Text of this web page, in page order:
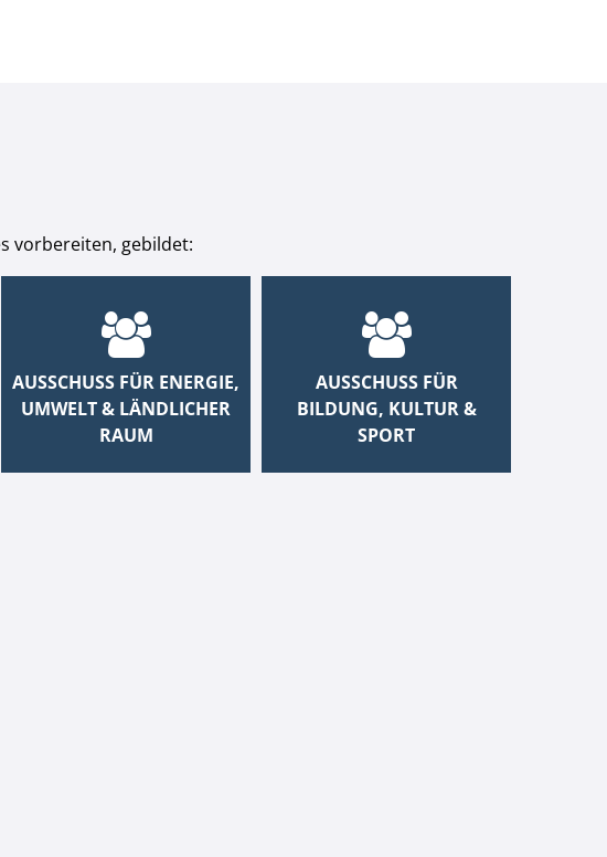
vorbereiten, gebildet:
AUSSCHUSS FÜR ENERGIE,
UMWELT & LÄNDLICHER
RAUM
AUSSCHUSS FÜR
BILDUNG, KULTUR &
SPORT